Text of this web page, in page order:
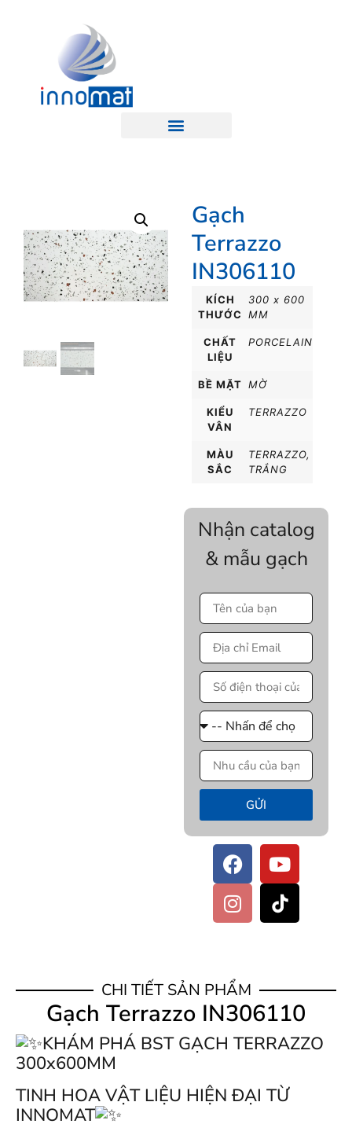
Gạch
Terrazzo
IN306110
KÍCH
THƯỚC
300 x 600
MM
CHẤT
LIỆU
PORCELAIN
BỀ MẶT MỜ
KIỂU
VÂN
TERRAZZO
MÀU
SẮC
TERRAZZO,
TRẮNG
Nhận catalog
& mẫu gạch
GỬI
CHI TIẾT SẢN PHẨM
Gạch Terrazzo IN306110
KHÁM PHÁ BST GẠCH TERRAZZO
300x600MM
TINH HOA VẬT LIỆU HIỆN ĐẠI TỪ
INNOMAT